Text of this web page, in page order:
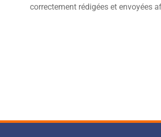
correctement rédigées et envoyées